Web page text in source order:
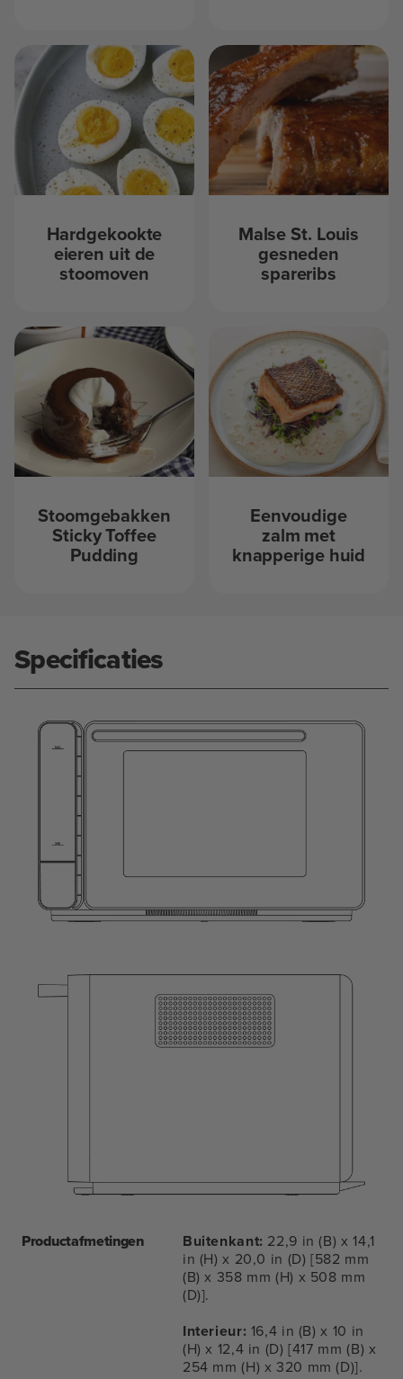
Hardgekookte
eieren uit de
stoomoven
Malse St. Louis
gesneden
spareribs
Stoomgebakken
Sticky Toffee
Pudding
Eenvoudige
zalm met
knapperige huid
Specificaties
Productafmetingen Buitenkant: 22,9 in (B) x 14,1
in (H) x 20,0 in (D) [582 mm
(B) x 358 mm (H) x 508 mm
(D)].
Interieur: 16,4 in (B) x 10 in
(H) x 12,4 in (D) [417 mm (B) x
254 mm (H) x 320 mm (D)].